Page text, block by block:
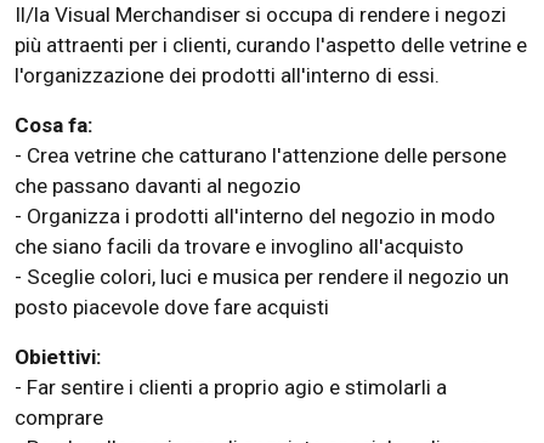
Il/la Visual Merchandiser si occupa di rendere i negozi
più attraenti per i clienti, curando l'aspetto delle vetrine e
l'organizzazione dei prodotti all'interno di essi.
Cosa fa:
- Crea vetrine che catturano l'attenzione delle persone
che passano davanti al negozio
- Organizza i prodotti all'interno del negozio in modo
che siano facili da trovare e invoglino all'acquisto
- Sceglie colori, luci e musica per rendere il negozio un
posto piacevole dove fare acquisti
Obiettivi:
- Far sentire i clienti a proprio agio e stimolarli a
comprare